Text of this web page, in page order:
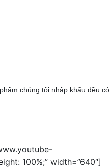
chúng tôi nhập khẩu đều có
100%;” width=”640″]